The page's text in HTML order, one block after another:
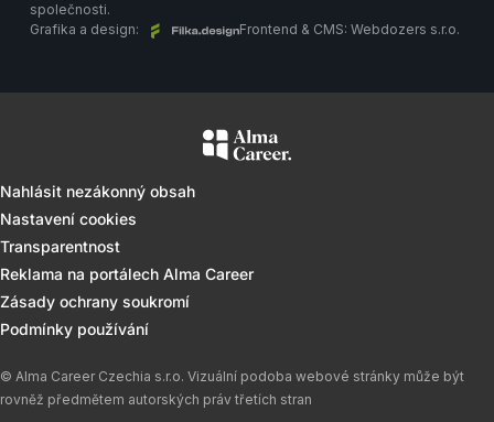
společnosti.
Grafika a design:
Frontend & CMS: Webdozers s.r.o.
Nahlásit nezákonný obsah
Nastavení cookies
Transparentnost
Reklama na portálech Alma Career
Zásady ochrany soukromí
Podmínky používání
© Alma Career Czechia s.r.o. Vizuální podoba webové stránky může být
rovněž předmětem autorských práv třetích stran